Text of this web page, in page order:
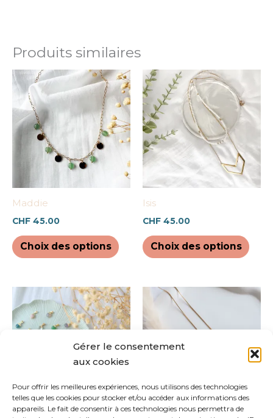
Gérer le consentement
aux cookies
Pour offrir les meilleures expériences, nous utilisons des technologies
telles que les cookies pour stocker et/ou accéder aux informations des
appareils. Le fait de consentir à ces technologies nous permettra de
Produits similaires
Maddie
CHF 45.00
Choix des options
Ce
produit
a
plusieurs
variations.
options
peuvent
la
produit
Isis
CHF 45.00
Choix des options
a
Les
la
Ce
produit
a
options
peuvent
Ce
être